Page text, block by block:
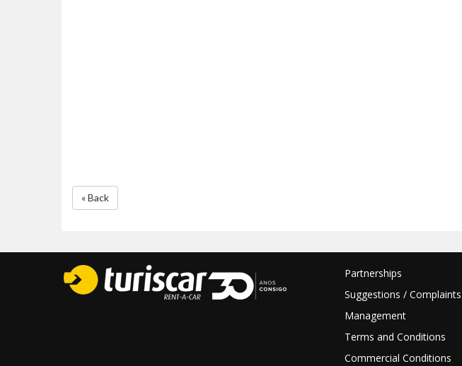
« Back
Partnerships
Suggestions / Complaints
Management
Terms and Conditions
Commercial Conditions